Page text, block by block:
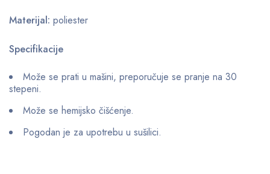
Materijal: poliester
Specifikacije
Može se prati u mašini, preporučuje se pranje na 30
stepeni.
Može se hemijsko čišćenje.
Pogodan je za upotrebu u sušilici.